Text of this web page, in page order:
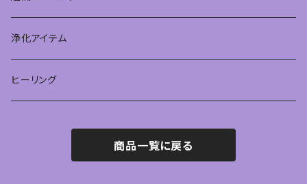
浄化アイテム
ヒーリング
商品一覧に戻る